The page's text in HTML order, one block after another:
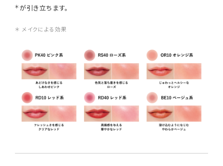
＊ が引き立ちます。
＊ メイクによる効果